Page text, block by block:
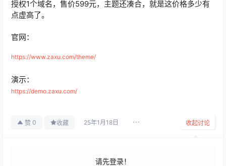
授权1个域名，售价599元，主题还凑合，就是这价格多少有
点虚高了。
官网：
https://www.zaxu.com/theme/
演示：
https://demo.zaxu.com/
赞 0 收藏 25年1月18日 收起讨论
请先登录！